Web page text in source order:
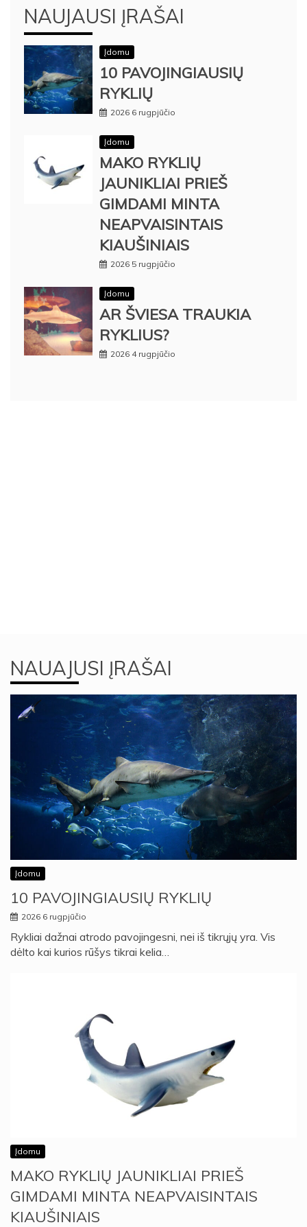
NAUJAUSI ĮRAŠAI
Įdomu
10 PAVOJINGIAUSIŲ
RYKLIŲ
2026 6 rugpjūčio
Įdomu
MAKO RYKLIŲ
JAUNIKLIAI PRIEŠ
GIMDAMI MINTA
NEAPVAISINTAIS
KIAUŠINIAIS
2026 5 rugpjūčio
Įdomu
AR ŠVIESA TRAUKIA
RYKLIUS?
2026 4 rugpjūčio
NAUAJUSI ĮRAŠAI
Įdomu
10 PAVOJINGIAUSIŲ RYKLIŲ
2026 6 rugpjūčio
Rykliai dažnai atrodo pavojingesni, nei iš tikrųjų yra. Vis
dėlto kai kurios rūšys tikrai kelia…
Įdomu
MAKO RYKLIŲ JAUNIKLIAI PRIEŠ
GIMDAMI MINTA NEAPVAISINTAIS
KIAUŠINIAIS